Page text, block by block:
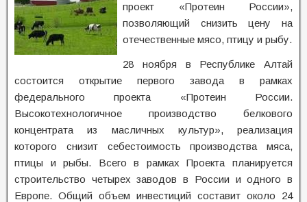
проект «Протеин России»,
позволяющий снизить цену на
отечественные мясо, птицу и рыбу.
28 ноября в Республике Алтай
состоится открытие первого завода в рамках
федерального проекта «Протеин России.
Высокотехнологичное производство белкового
концентрата из масличных культур», реализация
которого снизит себестоимость производства мяса,
птицы и рыбы. Всего в рамках Проекта планируется
строительство четырех заводов в России и одного в
Европе. Общий объем инвестиций составит около 24